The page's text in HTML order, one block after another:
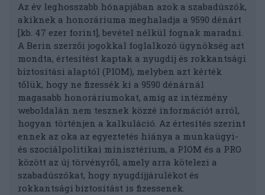
Az év leghosszabb hónapjában azok a szabadúszók,
akiknek a honoráriuma meghaladja a 9590 dénárt
[kb. 47 ezer forint], bevétel nélkül fognak maradni.
A Berin szerzői jogokkal foglalkozó ügynökség azt
mondta, értesítést kaptak a nyugdíj és rokkantsági
biztosítási alaptól (PIOM), melyben azt kérték
tőlük, hogy ne fizessék ki a 9590 dénárnál
magasabb honoráriumokat, amíg az intézmény
weboldalán nem tesznek közzé információt arról,
hogyan történjen a kalkuláció. Az értesítés szerint
ennek az oka az egyeztetés hiánya a munkaügyi-
és szociálpolitikai minisztérium, a PIOM és a PRO
között az új törvényről, amely arra kötelezi a
szabadúszókat, hogy nyugdíjjárulékot és
rokkantsági biztosítást is fizessenek.